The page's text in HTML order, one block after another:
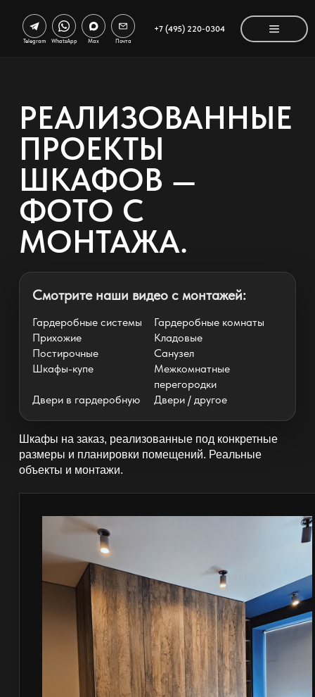
+7 (495) 220-0304
Telegram WhatsApp Max Почта
РЕАЛИЗОВАННЫЕ
ПРОЕКТЫ
ШКАФОВ —
ФОТО С
МОНТАЖА.
Смотрите наши видео с монтажей:
Гардеробные системы
Гардеробные комнаты
Прихожие
Кладовые
Постирочные
Санузел
Шкафы-купе
Межкомнатные
перегородки
Двери в гардеробную
Двери / другое
Шкафы на заказ, реализованные под конкретные
размеры и планировки помещений. Реальные
объекты и монтажи.